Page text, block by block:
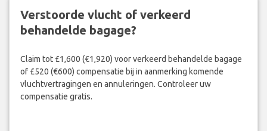
Verstoorde vlucht of verkeerd
behandelde bagage?
Claim tot £1,600 (€1,920) voor verkeerd behandelde bagage
of £520 (€600) compensatie bij in aanmerking komende
vluchtvertragingen en annuleringen. Controleer uw
compensatie gratis.